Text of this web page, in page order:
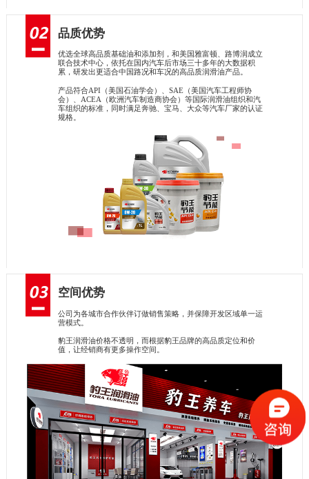
品质优势
优选全球高品质基础油和添加剂，和美国雅富顿、路博润成立
联合技术中心，依托在国内汽车后市场三十多年的大数据积
累，研发出更适合中国路况和车况的高品质润滑油产品。
产品符合API（美国石油学会）、SAE（美国汽车工程师协
会）、ACEA（欧洲汽车制造商协会）等国际润滑油组织和汽
车组织的标准，同时满足奔驰、宝马、大众等汽车厂家的认证
规格。
空间优势
公司为各城市合作伙伴订做销售策略，并保障开发区域单一运
营模式。
豹王润滑油价格不透明，而根据豹王品牌的高品质定位和价
值，让经销商有更多操作空间。